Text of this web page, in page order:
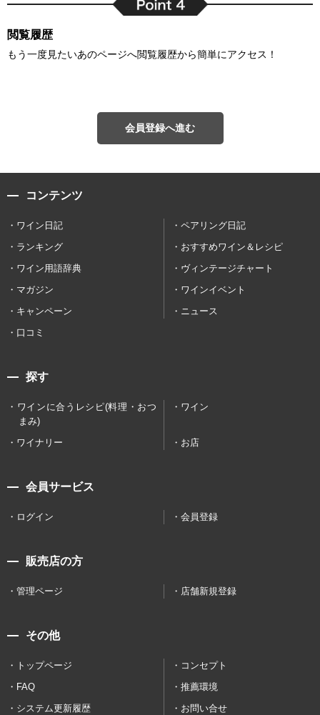
閲覧履歴
もう一度見たいあのページへ閲覧履歴から簡単にアクセス！
会員登録へ進む
コンテンツ
ワイン日記
ペアリング日記
ランキング
おすすめワイン＆レシピ
ワイン用語辞典
ヴィンテージチャート
マガジン
ワインイベント
キャンペーン
ニュース
口コミ
探す
ワインに合うレシピ(料理・おつ
まみ)
ワイン
ワイナリー お店
会員サービス
ログイン 会員登録
販売店の方
管理ページ 店舗新規登録
その他
トップページ
コンセプト
FAQ
推薦環境
システム更新履歴
お問い合せ